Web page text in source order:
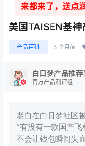
来都来了，送点
美国TAISEN基
产品百科 5 个月前
白日梦产品推荐
官方产品测评组
老白在白日梦社区
“有没有一款国产
不会让钱包瞬间失